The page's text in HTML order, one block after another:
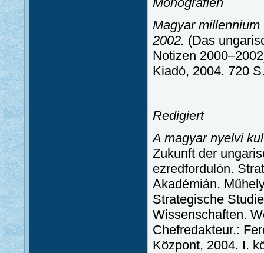
Magyar
2002. (Das
Notizen
Kiadó, 2004. 720
Redigiert
A magyar nyelvi
Zukunft der
ezredfordulón.
Akadémián.
Strategische
Wissenschaften.
Chefredakteur.:
Központ, 2004. I.